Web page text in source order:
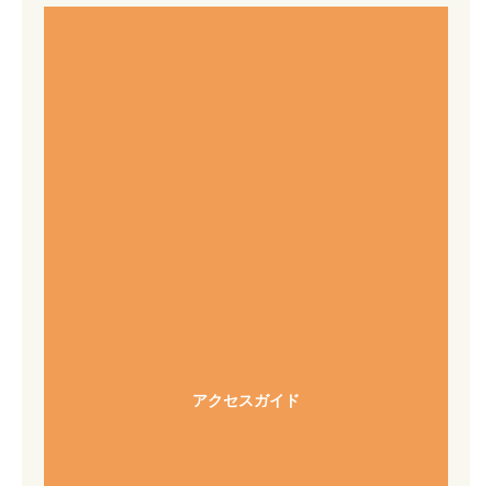
アクセスガイド